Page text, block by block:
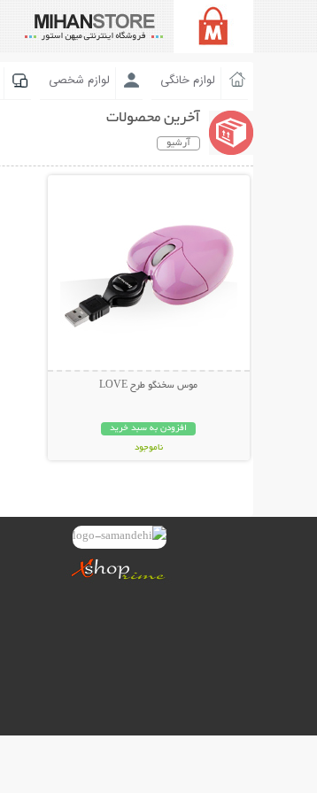
لوازم خانگی لوازم شخصی
آخرین محصولات
آرشیو
موس سخنگو طرح LOVE
افزودن به سبد خرید
ناموجود